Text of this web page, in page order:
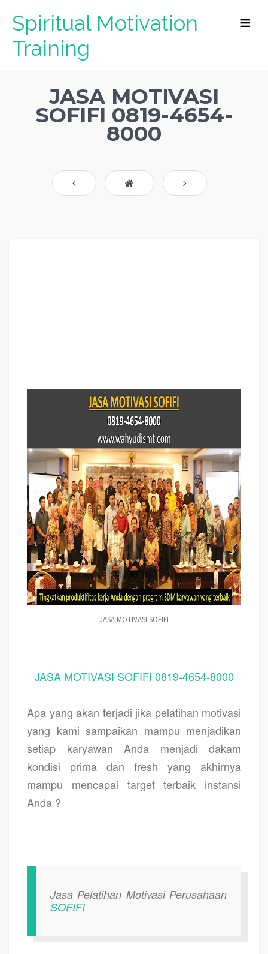
Spiritual Motivation
Training
JASA MOTIVASI
SOFIFI 0819-4654-
8000
JASA MOTIVASI SOFIFI
JASA MOTIVASI SOFIFI 0819-4654-8000
Apa yang akan terjadi jika pelatihan motivasi
yang kami sampaikan mampu menjadikan
setiap karyawan Anda menjadi dakam
kondisi prima dan fresh yang akhirnya
mampu mencapai target terbaik instansi
Anda ?
Jasa Pelatihan Motivasi Perusahaan
SOFIFI